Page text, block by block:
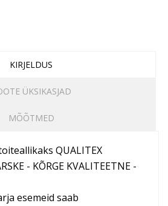
KIRJELDUS
ÜKSIKASJAD
MÕÕTMED
QUALITEX
- KÕRGE KVALITEETNE -
esemeid saab